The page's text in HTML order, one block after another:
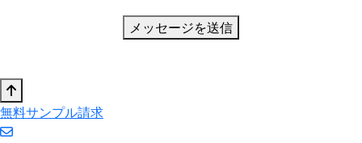
メッセージを送信
無料サンプル請求